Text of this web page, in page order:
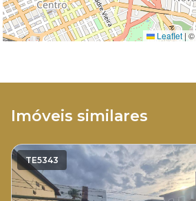
Leaflet | ©
Imóveis similares
TE5343